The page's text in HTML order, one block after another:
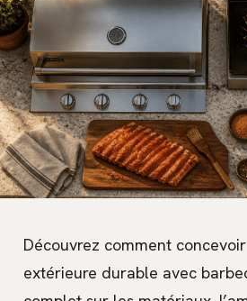
Découvrez comment
extérieure durable avec